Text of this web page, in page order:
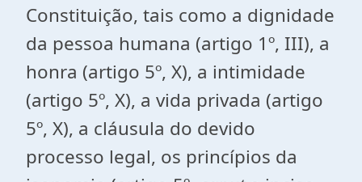
Constituição, tais como a dignidade
da pessoa humana (artigo 1º, III), a
honra (artigo 5º, X), a intimidade
(artigo 5º, X), a vida privada (artigo
5º, X), a cláusula do devido
processo legal, os princípios da